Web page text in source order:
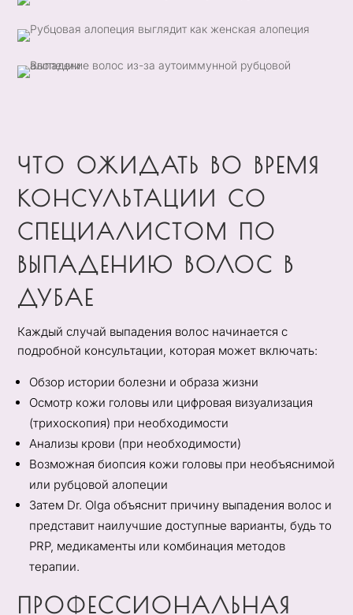
ЧТО ОЖИДАТЬ ВО ВРЕМЯ
КОНСУЛЬТАЦИИ СО
СПЕЦИАЛИСТОМ ПО
ВЫПАДЕНИЮ ВОЛОС В
ДУБАЕ
Каждый случай выпадения волос начинается с
подробной консультации, которая может включать:
Обзор истории болезни и образа жизни
Осмотр кожи головы или цифровая визуализация
(трихоскопия) при необходимости
Анализы крови (при необходимости)
Возможная биопсия кожи головы при необъяснимой
или рубцовой алопеции
Затем Dr. Olga объяснит причину выпадения волос и
представит наилучшие доступные варианты, будь то
PRP, медикаменты или комбинация методов
терапии.
ПРОФЕССИОНАЛЬНАЯ